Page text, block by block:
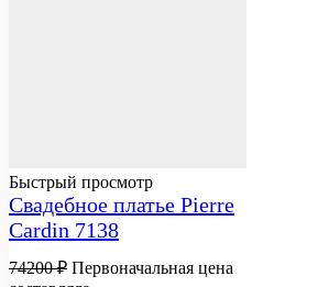
Быстрый просмотр
Свадебное платье Pierre
Cardin 7138
74200₽ Первоначальная цена